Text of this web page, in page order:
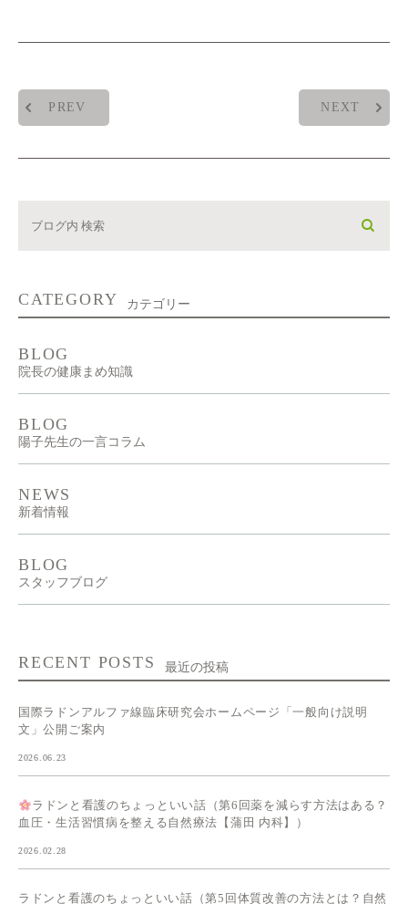
PREV NEXT
CATEGORY カテゴリー
BLOG
院長の健康まめ知識
BLOG
陽子先生の一言コラム
NEWS
新着情報
BLOG
スタッフブログ
RECENT POSTS 最近の投稿
国際ラドンアルファ線臨床研究会ホームページ「一般向け説明
文」公開ご案内
2026.06.23
ラドンと看護のちょっといい話（第6回薬を減らす方法はある？
血圧・生活習慣病を整える自然療法【蒲田 内科】）
2026.02.28
ラドンと看護のちょっといい話（第5回体質改善の方法とは？自然